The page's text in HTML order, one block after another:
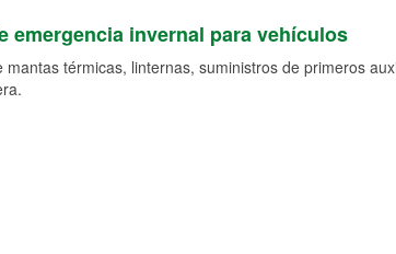
emergencia invernal para vehículos
mantas térmicas, linternas, suministros de primeros